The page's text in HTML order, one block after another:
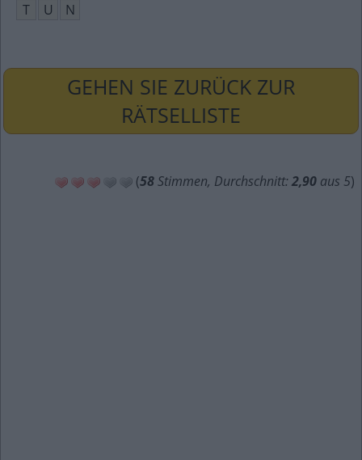
T
U N
GEHEN SIE ZURÜCK ZUR
RÄTSELLISTE
(58Stimmen, Durchschnitt: 2,90 aus 5)